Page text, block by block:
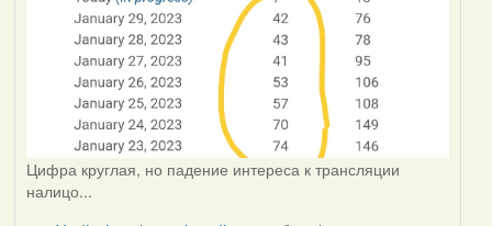
Цифра круглая, но падение интереса к трансляции
налицо...